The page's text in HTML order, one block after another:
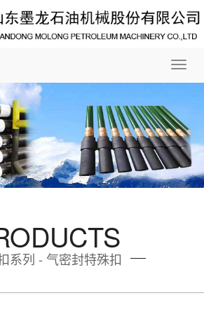
系列 - 气密封特殊扣